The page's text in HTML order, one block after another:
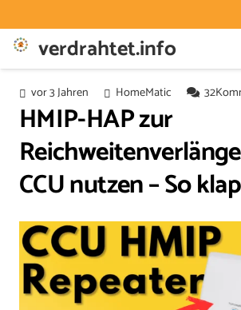
verdrahtet.info
vor 3 Jahren HomeMatic 32
HMIP-HAP zur
CCU nutzen – So